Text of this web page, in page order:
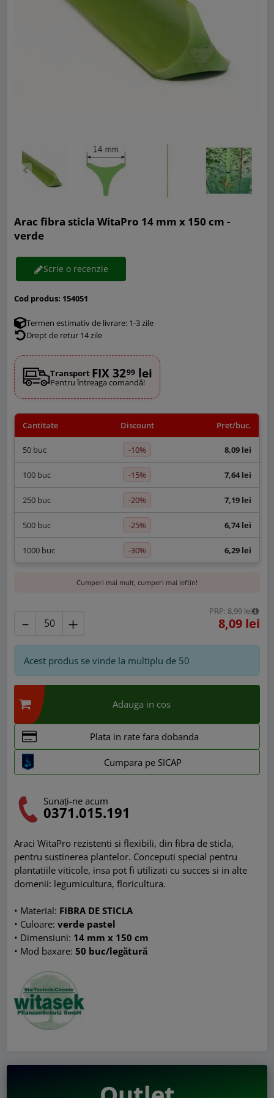
Arac fibra sticla WitaPro 14 mm x 150 cm -
verde
Scrie o recenzie
Cod produs: 154051
Termen estimativ de livrare: 1-3 zile
Drept de retur 14 zile
Transport FIX 3299 lei
Pentru întreaga comandă!
Cantitate Discount Pret/buc.
50 buc -10% 8,09 lei
100 buc -15% 7,64 lei
250 buc -20% 7,19 lei
500 buc -25% 6,74 lei
1000 buc -30% 6,29 lei
Cumperi mai mult, cumperi mai ieftin!
PRP: 8,99 lei
8,09 lei
Acest produs se vinde la multiplu de 50
Adauga in cos
Plata in rate fara dobanda
Cumpara pe SICAP
Sunați-ne acum
0371.015.191
Araci WitaPro rezistenti si flexibili, din fibra de sticla,
pentru sustinerea plantelor. Conceputi special pentru
plantatiile viticole, insa pot fi utilizati cu succes si in alte
domenii: legumicultura, floricultura.
• Material: FIBRA DE STICLA
• Culoare:verde pastel
• Dimensiuni: 14 mm x 150 cm
• Mod baxare:50 buc/legătură